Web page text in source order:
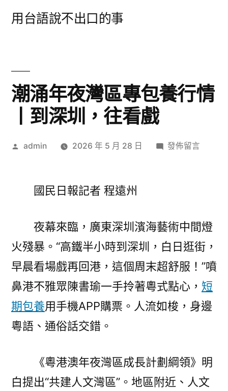
用台語說不出口的事
潮涌年夜灣區專包養行情
丨到深圳，往看戲
作
admin 2026 年 5 月 28 日
在
區
專
包
養
行
情
圳，
看
發佈留言
國民日報記者 程遠州
夜幕來臨，廣東深圳濱海藝術中間燈
火殘暴。“高鐵半小時到深圳，白日逛街，
早晨看場戲再回港，這個周末超舒服！”噴
鼻港不雅眾陳書瑜一手拎著粵式點心， 短
期包養用手機APP購票。人流如梭，身邊
粵語、通俗話交錯。
《粵港澳年夜灣區成長計劃綱領》明
白提出“共建人文灣區”。地區附近、人文